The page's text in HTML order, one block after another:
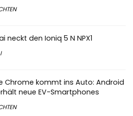
neckt den Ioniq 5 N NPX1
Chrome kommt ins Auto: Android
neue EV-Smartphones